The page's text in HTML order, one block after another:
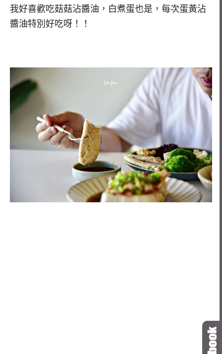
我好喜歡吃菇菇沾醬油，白煮蛋也是，每次蛋黃沾
醬油特別好吃呀！！